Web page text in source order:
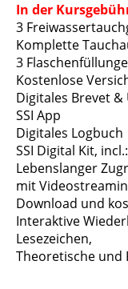
In der
3
Komplette
3
Kostenlose
Digitales Brevet
SSI App
Digitales Logbuch
SSI Digital Kit,
Lebenslanger
mit
Download und
Interaktive
Lesezeichen,
Theoretische und